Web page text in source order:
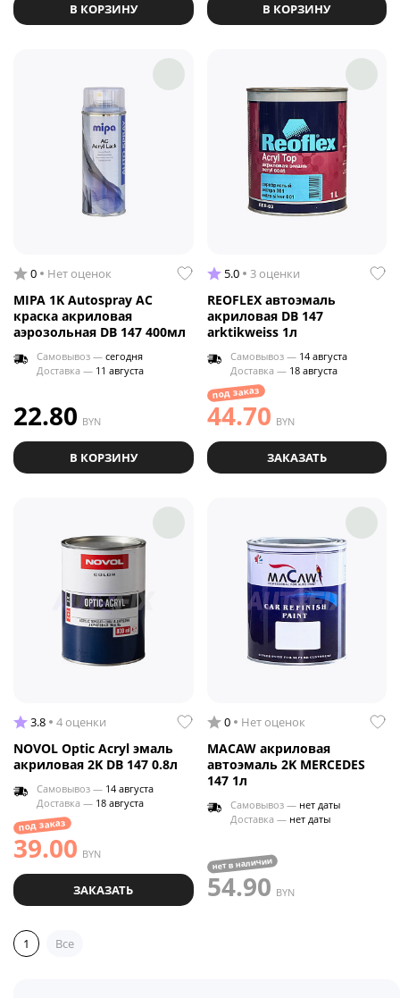
В КОРЗИНУ В КОРЗИНУ
0 Нет оценок
MIPA 1K Autospray AC
краска акриловая
аэрозольная DB 147 400мл
Самовывоз — сегодня
Доставка — 11 августа
22.80 BYN
В КОРЗИНУ
5.0 3 оценки
REOFLEX автоэмаль
акриловая DB 147
arktikweiss 1л
Самовывоз — 14 августа
Доставка — 18 августа
под заказ
44.70 BYN
ЗАКАЗАТЬ
3.8 4 оценки
NOVOL Optic Acryl эмаль
акриловая 2K DB 147 0.8л
Самовывоз — 14 августа
Доставка — 18 августа
под заказ
39.00 BYN
ЗАКАЗАТЬ
0 Нет оценок
MACAW акриловая
автоэмаль 2K MERCEDES
147 1л
Самовывоз — нет даты
Доставка — нет даты
нет в наличии
54.90 BYN
1 Все